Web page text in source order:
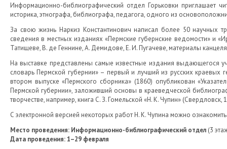
Информационно-библиографический отдел Горьковки приглашает
историка, этнографа, библиографа, педагога, одного из
За свою жизнь Наркиз Константинович написал более 50 научных
сведения в местных изданиях «Пермские губернские ведомости» и
Татищеве, В. де Геннине, А. Демидове, Е. И. Пугачеве, материалы
На выставке представлены самые известные издания выдающегося
словарь Пермской губернии» – первый и лучший из русских
втором выпуске «Пермского сборника» (1860) опубликован
Пермской губернии», заложивший основы в краеведческой
творчестве, например, книга С. З. Гомельской «Н. К. Чупин»
С электронной версией некоторых работ Н. К. Чупина можно
Место проведения: Информационно-библиографический отдел (3
Дата проведения: 1–29 февраля